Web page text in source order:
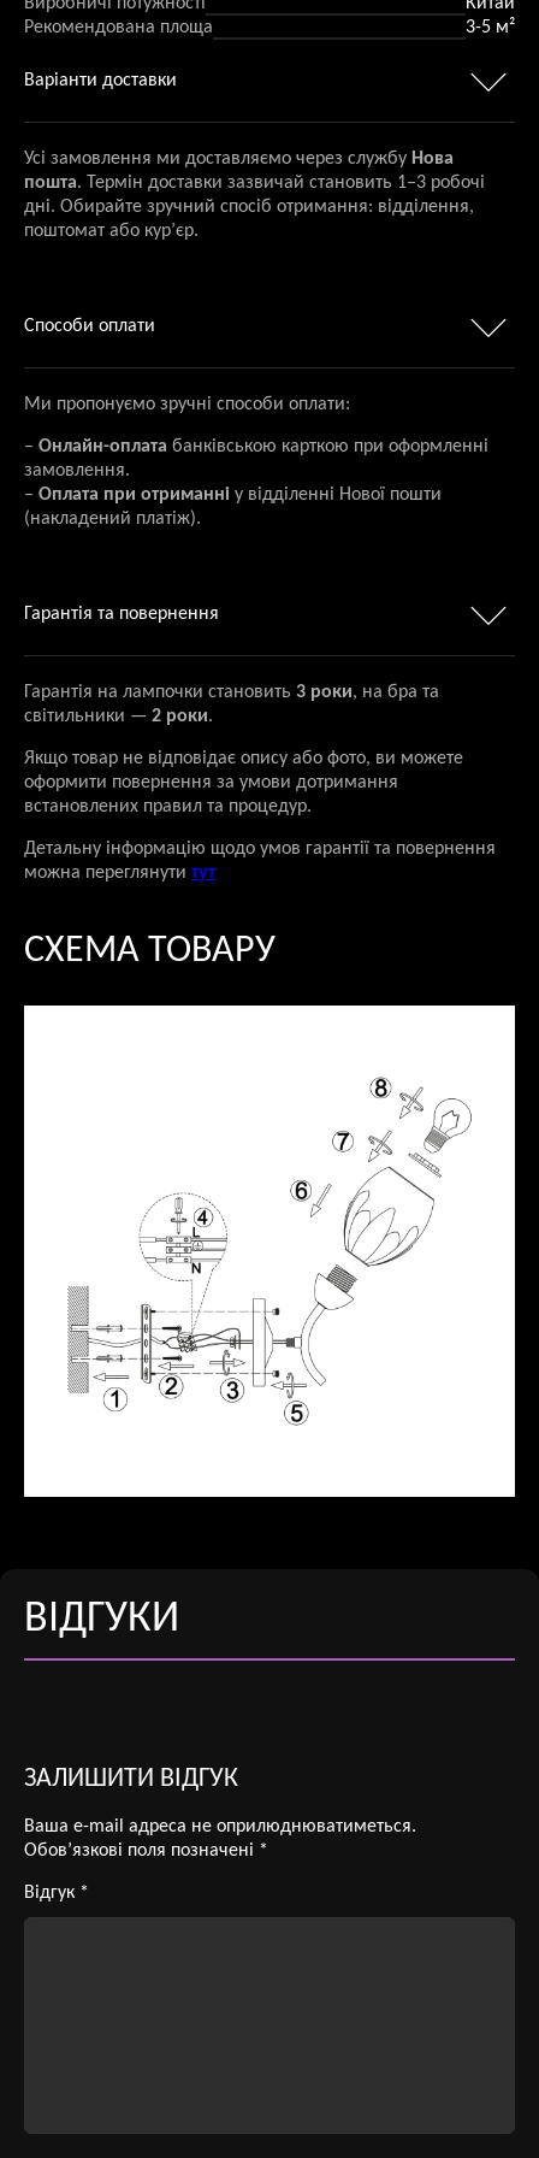
Рекомендована площа
3-5 м²
Варіанти доставки
Усі замовлення ми доставляємо через службу Нова
пошта. Термін доставки зазвичай становить 1–3 робочі
дні. Обирайте зручний спосіб отримання: відділення,
поштомат або кур’єр.
Способи оплати
Ми пропонуємо зручні способи оплати:
– Онлайн-оплата банківською карткою при оформленні
замовлення.
– Оплата при отриманні у відділенні Нової пошти
(накладений платіж).
Гарантія та повернення
Гарантія на лампочки становить 3 роки, на бра та
світильники — 2 роки.
Якщо товар не відповідає опису або фото, ви можете
оформити повернення за умови дотримання
встановлених правил та процедур.
Детальну інформацію щодо умов гарантії та повернення
можна переглянути тут
СХЕМА ТОВАРУ
ВІДГУКИ
ЗАЛИШИТИ ВІДГУК
Ваша e-mail адреса не оприлюднюватиметься.
Обов’язкові поля позначені *
Відгук *